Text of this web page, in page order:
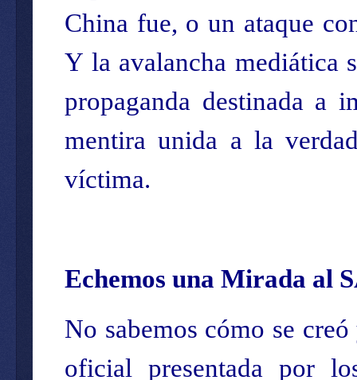
China fue, o un ataque
Y la avalancha mediática
propaganda destinada a
mentira unida a la
víctima.
Echemos una Mirada al
No sabemos cómo se
oficial presentada por